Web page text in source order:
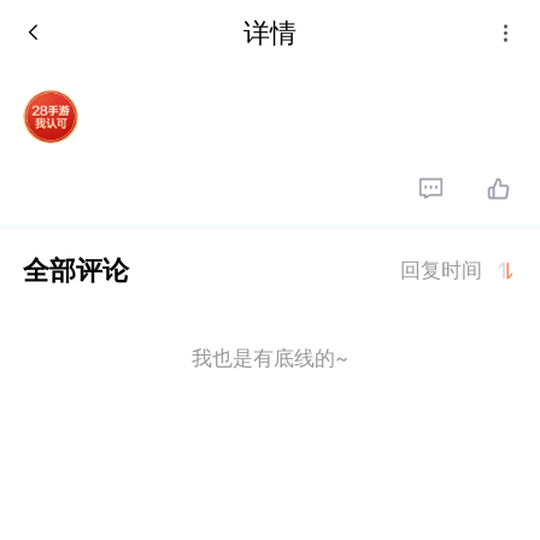
详情
全部评论 回复时间
我也是有底线的~